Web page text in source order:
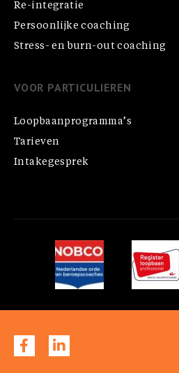
Re-integratie
Persoonlijke coaching
Stress- en burn-out coaching
VOOR PARTICULIEREN
Loopbaanprogramma’s
Tarieven
Intakegesprek